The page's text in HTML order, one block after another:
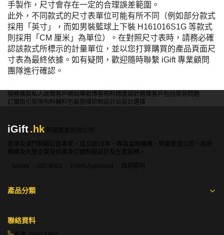
手製作，尺寸會存在一定的合理誤差範圍。
此外，不同款式的尺寸表單位可能有所不同（例如部分款式
採用「英寸」，而如男裝籃球上下裝 H161016S1G 等款式
則採用「CM 厘米」為單位）。在對照尺寸表時，請務必確
認該款式所標示的計量單位，並以您打算購買的產品頁面尺
寸表為最終依據。如有疑問，歡迎隨時聯繫 iGift 專業顧問
團隊進行確認。
服務條款私人政策客戶 網站導航博客布料總匯設計選擇客戶包括常見問題
訂購指引 常用布料輔料包裝 圖樣印制 設計站設計選擇
iGift.hk
軒龍實業有限公司
香港及澳門制服訂造專家，成立逾18年，專為金融機構、物業管理公司、政府
機構及大型企業提供度身訂造制服設計及生產服務。
Sedex
ISO 9001 FAMA Approved 政府認可
產品分類
聯絡資料